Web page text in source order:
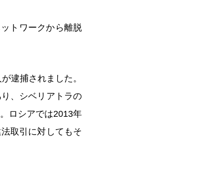
トワークから離脱
逮捕されました。
、シベリアトラの
ロシアでは2013年
取引に対してもそ